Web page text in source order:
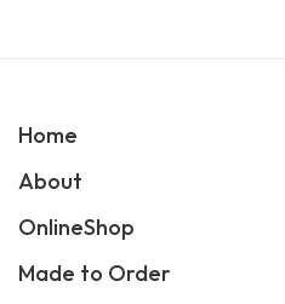
Home
About
OnlineShop
Made to Order